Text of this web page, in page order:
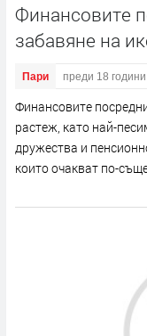
Финансовите
забавяне на
Пари преди 18 години
Финансовите
растеж, като най-
дружества и
които очакват по-